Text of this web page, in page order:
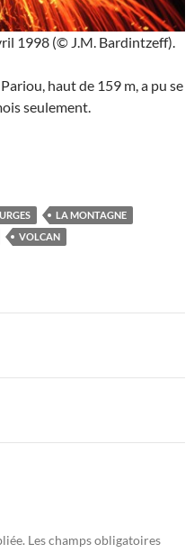
1998 (© J.M. Bardintzeff).
haut de 159 m, a pu se
seulement.
LA MONTAGNE
VOLCAN
Les champs obligatoires